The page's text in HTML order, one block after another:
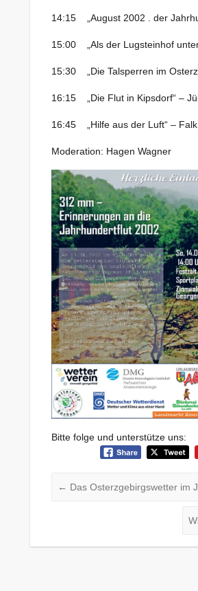
14:15 „August 2002 . der
15:00 „Als der Lugsteinhof
15:30 „Die Talsperren im
16:15 „Die Flut in Kipsdorf“ –
16:45 „Hilfe aus der Luft“ –
Moderation: Hagen Wagner
Bitte folge und unterstütze uns:
← Das Osterzgebirgswetter im